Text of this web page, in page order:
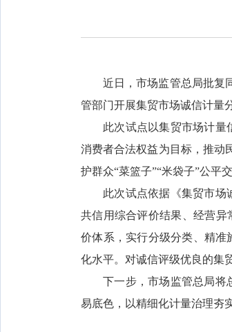
近日，市场监管总局批复
管部门开展集贸市场诚信计量
此次试点以集贸市场计量
消费者合法权益为目标，推动
护群众“菜篮子”“米袋子”公平
此次试点依据《集贸市场
共信用综合评价结果、经营
价体系，实行分级分类、精准
化水平。对诚信评级优良的集
下一步，市场监管总局将
易底色，以精细化计量治理夯